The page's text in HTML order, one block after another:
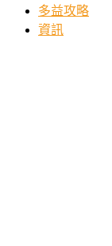
多益攻略
資訊